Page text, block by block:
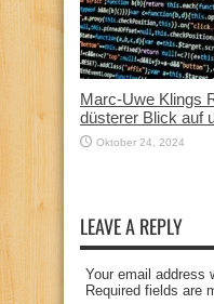
Marc-Uwe Klings
düsterer Blick auf
Oktober 24, 2024
LEAVE A REPLY
Your email address
Required fields are